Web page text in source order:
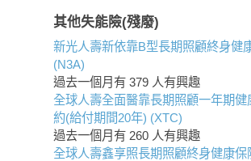
其他失能險(殘廢)
新光人壽新依靠B型長期照顧終身健
(N3A)
過去一個月有 379 人有興趣
全球人壽全面醫靠長期照顧一年期健
約(給付期間20年) (XTC)
過去一個月有 260 人有興趣
全球人壽鑫享照長期照顧終身健康保